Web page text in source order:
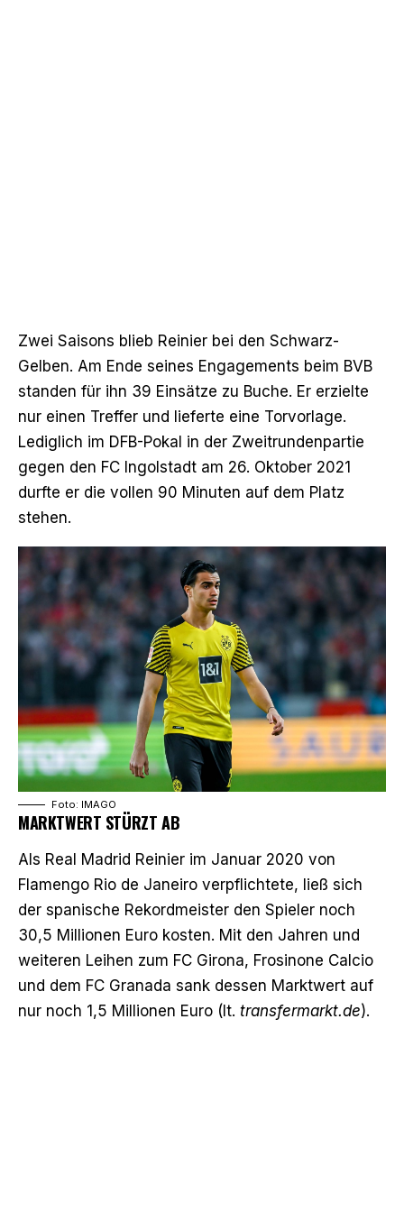
Zwei Saisons blieb Reinier bei den Schwarz-
Gelben. Am Ende seines Engagements beim BVB
standen für ihn 39 Einsätze zu Buche. Er erzielte
nur einen Treffer und lieferte eine Torvorlage.
Lediglich im DFB-Pokal in der Zweitrundenpartie
gegen den FC Ingolstadt am 26. Oktober 2021
durfte er die vollen 90 Minuten auf dem Platz
stehen.
Foto: IMAGO
MARKTWERT STÜRZT AB
Als Real Madrid Reinier im Januar 2020 von
Flamengo Rio de Janeiro verpflichtete, ließ sich
der spanische Rekordmeister den Spieler noch
30,5 Millionen Euro kosten. Mit den Jahren und
weiteren Leihen zum FC Girona, Frosinone Calcio
und dem FC Granada sank dessen Marktwert auf
nur noch 1,5 Millionen Euro (lt. transfermarkt.de).